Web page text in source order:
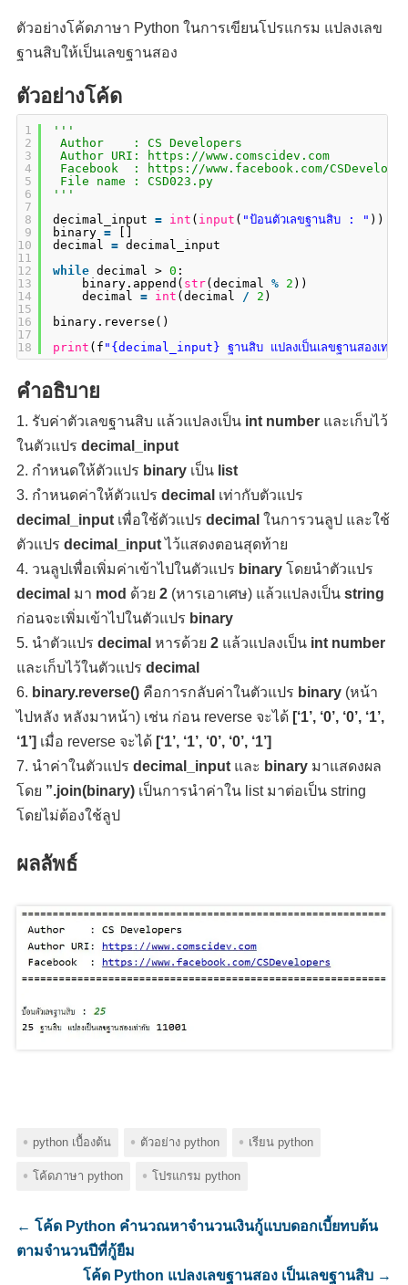
ตัวอย่างโค้ดภาษา Python ในการเขียนโปรแกรม แปลงเลข
ฐานสิบให้เป็นเลขฐานสอง
ตัวอย่างโค้ด
1
2
3
4
5
6
7
8
9
10
11
12
13
14
15
16
17
18
'''
Author    : CS Developers
Author URI:
https://www.comscidev.com
Facebook  :
https://www.facebook.com/
File name : CSD023.py
'''
decimal_input = int ( input ( "ป้อนตัวเลขฐานสิบ : " ))
binary =
decimal = decimal_input
while decimal > 0 :
binary.append( str(decimal % 2 ))
decimal = int (decimal / 2 )
binary.reverse()
print (f "{decimal_input} ฐานสิบ แปลงเป็นเลขฐานสอง
คำอธิบาย
รับค่าตัวเลขฐานสิบ แล้วแปลงเป็น int numberและเก็บไว้
ในตัวแปร decimal_input
กำหนดให้ตัวแปร binary เป็น list
กำหนดค่าให้ตัวแปร decimal เท่ากับตัวแปร
decimal_input เพื่อใช้ตัวแปร decimal ในการวนลูป และใช้
ตัวแปร decimal_inputไว้แสดงตอนสุดท้าย
วนลูปเพื่อเพิ่มค่าเข้าไปในตัวแปร binary โดยนำตัวแปร
decimal มา mod ด้วย 2(หารเอาเศษ) แล้วแปลงเป็น string
ก่อนจะเพิ่มเข้าไปในตัวแปร binary
นำตัวแปร decimal หารด้วย 2แล้วแปลงเป็น int number
และเก็บไว้ในตัวแปร decimal
binary.reverse()คือการกลับค่าในตัวแปร binary (หน้า
ไปหลัง หลังมาหน้า) เช่น ก่อน reverse จะได้ [‘1’, ‘0’, ‘0’, ‘1’,
‘1’] เมื่อ reverse จะได้ [‘1’, ‘1’, ‘0’, ‘0’, ‘1’]
นำค่าในตัวแปร decimal_input และ binary มาแสดงผล
โดย ”.join(binary)เป็นการนำค่าใน list มาต่อเป็น string
โดยไม่ต้องใช้ลูป
ผลลัพธ์
python เบื้องต้น ตัวอย่าง python เรียน python
โค้ดภาษา python โปรแกรม python
← โค้ด Python คำนวณหาจำนวนเงินกู้แบบดอกเบี้ยทบต้น
ตามจำนวนปีที่กู้ยืม
โค้ด Python แปลงเลขฐานสอง เป็นเลขฐานสิบ →